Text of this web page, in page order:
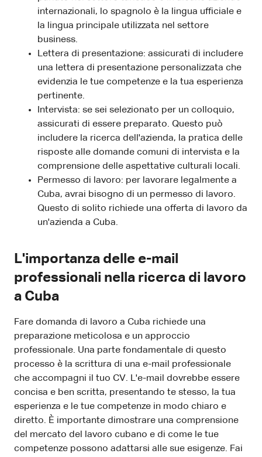
internazionali, lo spagnolo è la lingua ufficiale e
la lingua principale utilizzata nel settore
business.
Lettera di presentazione: assicurati di includere
una lettera di presentazione personalizzata che
evidenzia le tue competenze e la tua esperienza
pertinente.
Intervista: se sei selezionato per un colloquio,
assicurati di essere preparato. Questo può
includere la ricerca dell'azienda, la pratica delle
risposte alle domande comuni di intervista e la
comprensione delle aspettative culturali locali.
Permesso di lavoro: per lavorare legalmente a
Cuba, avrai bisogno di un permesso di lavoro.
Questo di solito richiede una offerta di lavoro da
un'azienda a Cuba.
L'importanza delle e-mail
professionali nella ricerca di lavoro
a Cuba
Fare domanda di lavoro a Cuba richiede una
preparazione meticolosa e un approccio
professionale. Una parte fondamentale di questo
processo è la scrittura di una e-mail professionale
che accompagni il tuo CV. L'e-mail dovrebbe essere
concisa e ben scritta, presentando te stesso, la tua
esperienza e le tue competenze in modo chiaro e
diretto. È importante dimostrare una comprensione
del mercato del lavoro cubano e di come le tue
competenze possono adattarsi alle sue esigenze. Fai